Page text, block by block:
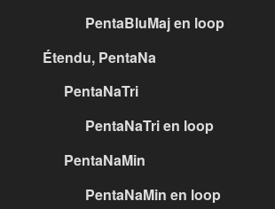
PentaBluMaj en loop
Étendu, PentaNa
PentaNaTri
PentaNaTri en loop
PentaNaMin
PentaNaMin en loop